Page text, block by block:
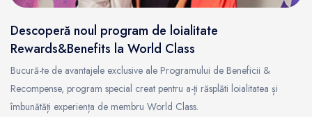
Descoperă noul program de loialitate
Rewards&Benefits la World Class
Bucură-te de avantajele exclusive ale Programului de Beneficii &
Recompense, program special creat pentru a-ți răsplăti loialitatea și
îmbunătăți experiența de membru World Class.